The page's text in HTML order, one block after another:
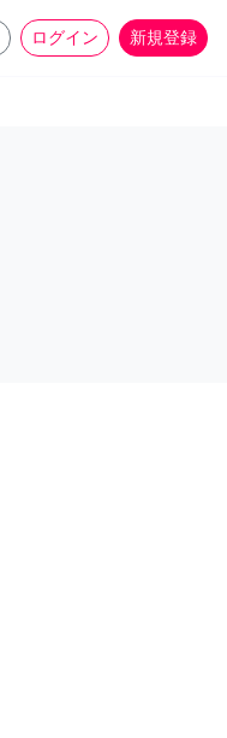
ログイン 新規登録